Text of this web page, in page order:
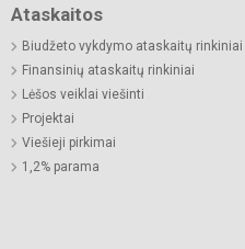
Ataskaitos
Biudžeto vykdymo ataskaitų rinkiniai
Finansinių ataskaitų rinkiniai
Lėšos veiklai viešinti
Projektai
Viešieji pirkimai
1,2% parama